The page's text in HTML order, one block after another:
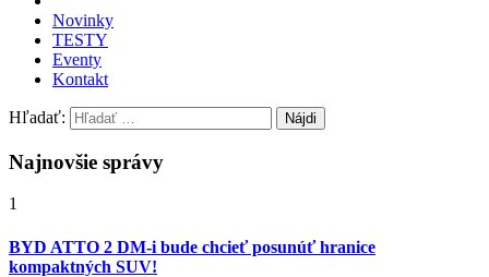
Novinky
TESTY
Eventy
Kontakt
Hľadať:
Najnovšie správy
1
BYD ATTO 2 DM-i bude chcieť posunúť hranice
kompaktných SUV!